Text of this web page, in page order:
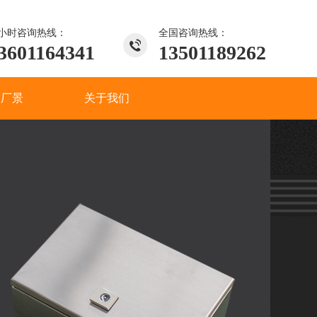
全国咨询热线：
13501189262
时咨询热线：
景 关于我们